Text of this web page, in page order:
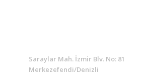
Saraylar Mah. İzmir Blv. No: 81
Merkezefendi/Denizli